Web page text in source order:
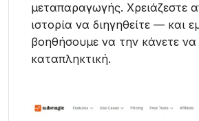
μεταπαραγωγής. Χρειάζεστε
ιστορία να διηγηθείτε — και
βοηθήσουμε να την κάνετε να
καταπληκτική.